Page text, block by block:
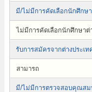
มี/ไม่มีการคัดเลือกนักศึกษ
ไม่มีการคัดเลือกนักศึกษาต่
รับการสมัครจากต่างประเท
สามารถ
มี/ไม่มีการตรวจสอบคุณสม